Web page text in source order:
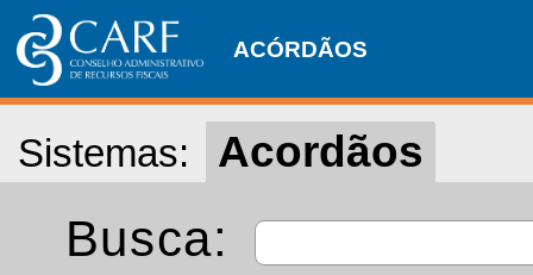
ACÓRDÃOS
Sistemas: Acordãos
Busca: